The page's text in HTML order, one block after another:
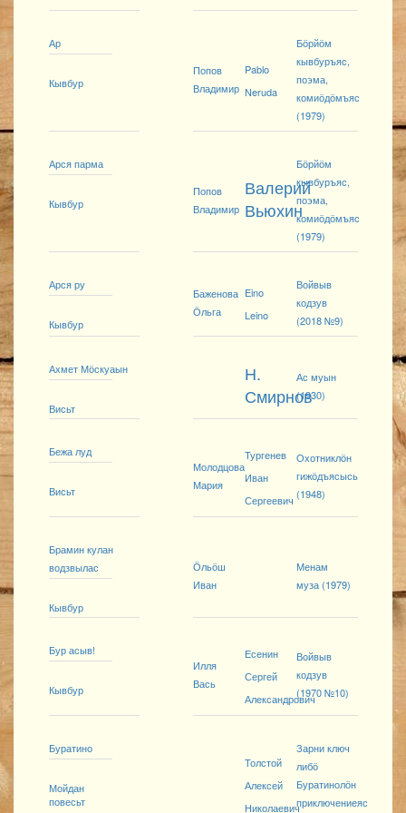
Ар
Кывбур
Попов
Владимир
Pablo
Neruda
Бӧрйӧм
кывбуръяс,
поэма,
комиӧдӧмъяс
(1979)
Арся парма
Кывбур
Попов
Владимир
Валерий
Вьюхин
Бӧрйӧм
кывбуръяс,
поэма,
комиӧдӧмъяс
(1979)
Арся ру
Кывбур
Баженова
Ӧльга
Eino
Leino
Войвыв
кодзув
(2018 №9)
Ахмет Мӧскуаын
Висьт
Н.
Смирнов
Ас муын
(1930)
Бежа луд
Висьт
Молодцова
Мария
Тургенев
Иван
Сергеевич
Охотниклӧн
гижӧдъясысь
(1948)
Брамин кулан
водзвылас
Кывбур
Ӧльӧш
Иван
Менам
муза (1979)
Бур асыв!
Кывбур
Илля
Вась
Есенин
Сергей
Александрович
Войвыв
кодзув
(1970 №10)
Буратино
Мойдан
повесьт
Толстой
Алексей
Николаевич
Зарни ключ
либӧ
Буратинолӧн
приключениеяс